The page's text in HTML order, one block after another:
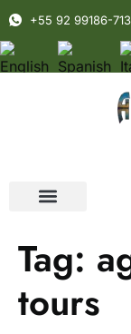
+55 92 99186-
Tag:
tours